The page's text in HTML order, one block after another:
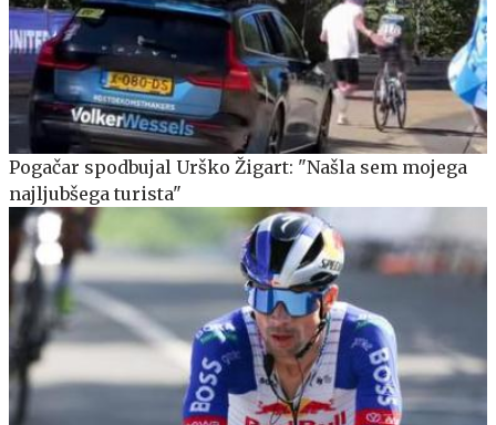
Pogačar spodbujal Urško Žigart: "Našla sem mojega
najljubšega turista"